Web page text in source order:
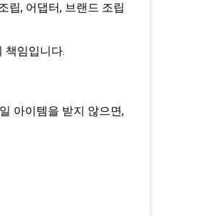
립, 어댑터, 브랜드 조립
책임입니다.
아이템을 받지 않으면,